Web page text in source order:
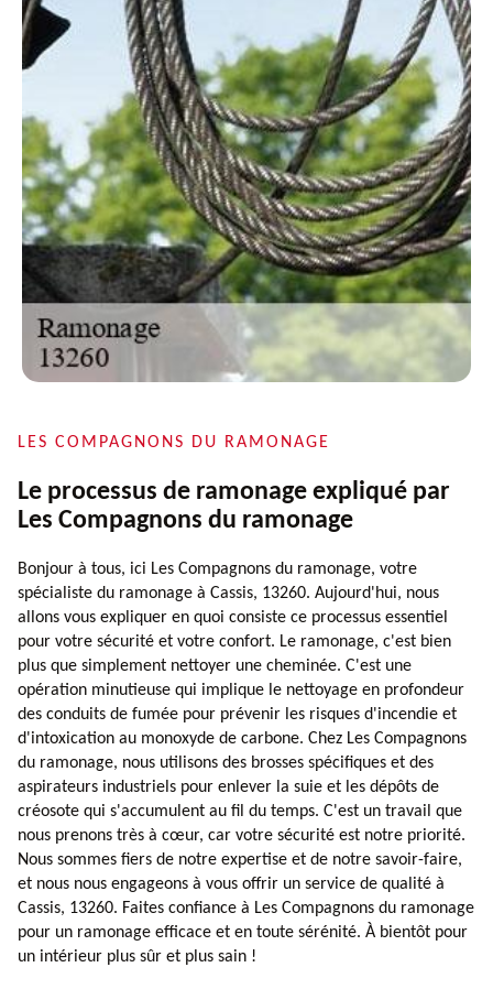
LES COMPAGNONS DU RAMONAGE
Le processus de ramonage expliqué par
Les Compagnons du ramonage
Bonjour à tous, ici Les Compagnons du ramonage, votre
spécialiste du ramonage à Cassis, 13260. Aujourd'hui, nous
allons vous expliquer en quoi consiste ce processus essentiel
pour votre sécurité et votre confort. Le ramonage, c'est bien
plus que simplement nettoyer une cheminée. C'est une
opération minutieuse qui implique le nettoyage en profondeur
des conduits de fumée pour prévenir les risques d'incendie et
d'intoxication au monoxyde de carbone. Chez Les Compagnons
du ramonage, nous utilisons des brosses spécifiques et des
aspirateurs industriels pour enlever la suie et les dépôts de
créosote qui s'accumulent au fil du temps. C'est un travail que
nous prenons très à cœur, car votre sécurité est notre priorité.
Nous sommes fiers de notre expertise et de notre savoir-faire,
et nous nous engageons à vous offrir un service de qualité à
Cassis, 13260. Faites confiance à Les Compagnons du ramonage
pour un ramonage efficace et en toute sérénité. À bientôt pour
un intérieur plus sûr et plus sain !